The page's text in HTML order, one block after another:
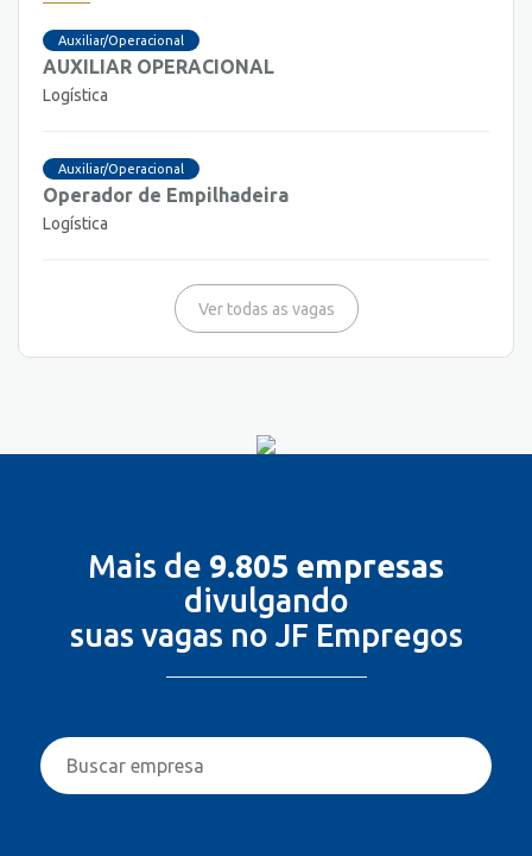
Auxiliar/Operacional
AUXILIAR OPERACIONAL
Logística
Auxiliar/Operacional
Operador de Empilhadeira
Logística
Ver todas as vagas
Mais de 9.805 empresas
divulgando
suas vagas no JF Empregos